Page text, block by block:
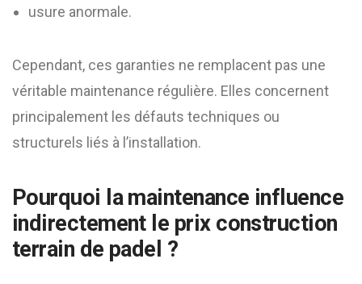
usure anormale.
Cependant, ces garanties ne remplacent pas une
véritable maintenance régulière. Elles concernent
principalement les défauts techniques ou
structurels liés à l’installation.
Pourquoi la maintenance influence
indirectement le prix construction
terrain de padel ?